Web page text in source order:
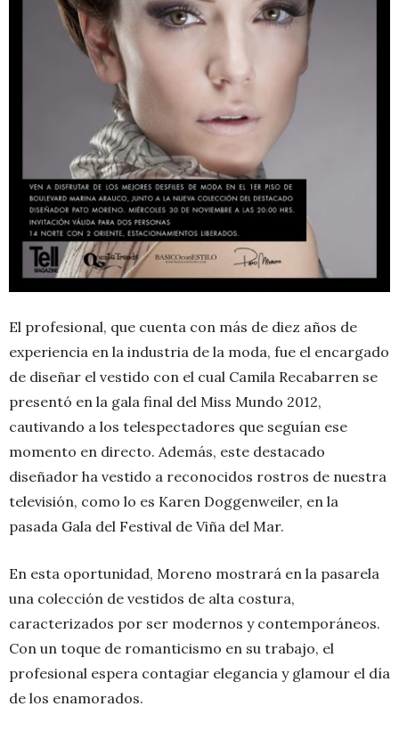
El profesional, que cuenta con más de diez años de
experiencia en la industria de la moda, fue el encargado
de diseñar el vestido con el cual Camila Recabarren se
presentó en la gala final del Miss Mundo 2012,
cautivando a los telespectadores que seguían ese
momento en directo. Además, este destacado
diseñador ha vestido a reconocidos rostros de nuestra
televisión, como lo es Karen Doggenweiler, en la
pasada Gala del Festival de Viña del Mar.
En esta oportunidad, Moreno mostrará en la pasarela
una colección de vestidos de alta costura,
caracterizados por ser modernos y contemporáneos.
Con un toque de romanticismo en su trabajo, el
profesional espera contagiar elegancia y glamour el día
de los enamorados.